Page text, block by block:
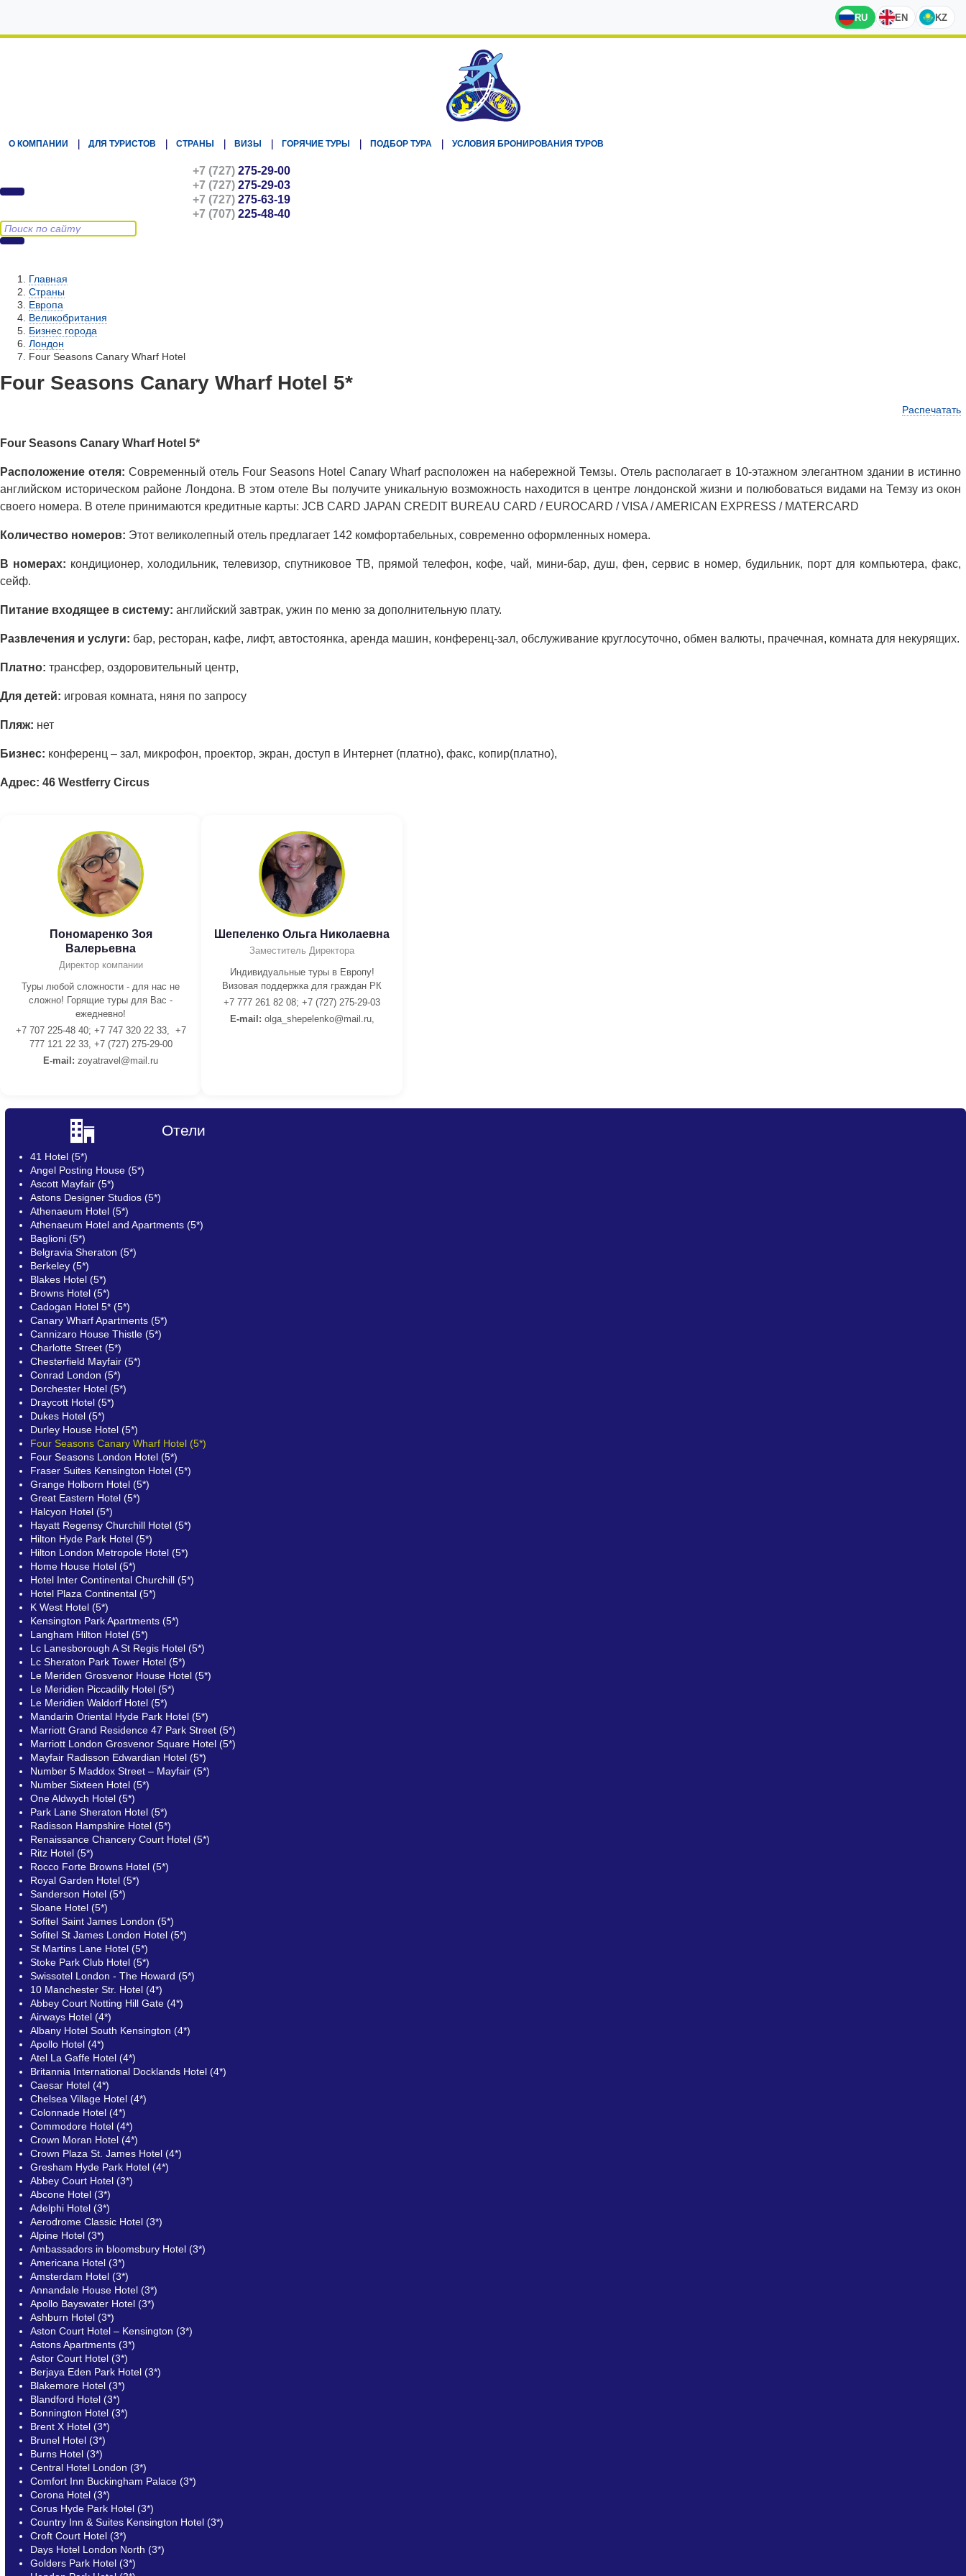
RU EN KZ
О КОМПАНИИ ДЛЯ ТУРИСТОВ СТРАНЫ ВИЗЫ ГОРЯЧИЕ ТУРЫ ПОДБОР ТУРА УСЛОВИЯ БРОНИРОВАНИЯ ТУРОВ
+7 (727) 275-29-00
+7 (727) 275-29-03
+7 (727) 275-63-19
+7 (707) 225-48-40
Главная
Страны
Европа
Великобритания
Бизнес города
Лондон
Four Seasons Canary Wharf Hotel
Four Seasons Canary Wharf Hotel 5*
Распечатать
Four Seasons Canary Wharf Hotel 5*
Расположение отеля: Современный отель Four Seasons Hotel Canary Wharf расположен на набережной Темзы. Отель располагает в 10-этажном элегантном здании в истинно
английском историческом районе Лондона. В этом отеле Вы получите уникальную возможность находится в центре лондонской жизни и полюбоваться видами на Темзу из окон
своего номера. В отеле принимаются кредитные карты: JCB CARD JAPAN CREDIT BUREAU CARD / EUROCARD / VISA / AMERICAN EXPRESS / MATERCARD
Количество номеров: Этот великолепный отель предлагает 142 комфортабельных, современно оформленных номера.
В номерах: кондиционер, холодильник, телевизор, спутниковое ТВ, прямой телефон, кофе, чай, мини-бар, душ, фен, сервис в номер, будильник, порт для компьютера, факс,
сейф.
Питание входящее в систему: английский завтрак, ужин по меню за дополнительную плату.
Развлечения и услуги: бар, ресторан, кафе, лифт, автостоянка, аренда машин, конференц-зал, обслуживание круглосуточно, обмен валюты, прачечная, комната для некурящих.
Платно: трансфер, оздоровительный центр,
Для детей: игровая комната, няня по запросу
Пляж: нет
Бизнес: конференц – зал, микрофон, проектор, экран, доступ в Интернет (платно), факс, копир(платно),
Адрес: 46 Westferry Circus
Пономаренко Зоя
Валерьевна
Директор компании
Туры любой сложности - для нас не
сложно! Горящие туры для Вас -
ежедневно!
+7 707 225-48 40; +7 747 320 22 33, +7
777 121 22 33, +7 (727) 275-29-00
E-mail: zoyatravel@mail.ru
Шепеленко Ольга Николаевна
Заместитель Директора
Индивидуальные туры в Европу!
Визовая поддержка для граждан РК
+7 777 261 82 08; +7 (727) 275-29-03
E-mail: olga_shepelenko@mail.ru,
Отели
41 Hotel (5*)
Angel Posting House (5*)
Ascott Mayfair (5*)
Astons Designer Studios (5*)
Athenaeum Hotel (5*)
Athenaeum Hotel and Apartments (5*)
Baglioni (5*)
Belgravia Sheraton (5*)
Berkeley (5*)
Blakes Hotel (5*)
Browns Hotel (5*)
Cadogan Hotel 5* (5*)
Canary Wharf Apartments (5*)
Cannizaro House Thistle (5*)
Charlotte Street (5*)
Chesterfield Mayfair (5*)
Conrad London (5*)
Dorchester Hotel (5*)
Draycott Hotel (5*)
Dukes Hotel (5*)
Durley House Hotel (5*)
Four Seasons Canary Wharf Hotel (5*)
Four Seasons London Hotel (5*)
Fraser Suites Kensington Hotel (5*)
Grange Holborn Hotel (5*)
Great Eastern Hotel (5*)
Halcyon Hotel (5*)
Hayatt Regensy Churchill Hotel (5*)
Hilton Hyde Park Hotel (5*)
Hilton London Metropole Hotel (5*)
Home House Hotel (5*)
Hotel Inter Continental Churchill (5*)
Hotel Plaza Continental (5*)
K West Hotel (5*)
Kensington Park Apartments (5*)
Langham Hilton Hotel (5*)
Lc Lanesborough A St Regis Hotel (5*)
Lc Sheraton Park Tower Hotel (5*)
Le Meriden Grosvenor House Hotel (5*)
Le Meridien Piccadilly Hotel (5*)
Le Meridien Waldorf Hotel (5*)
Mandarin Oriental Hyde Park Hotel (5*)
Marriott Grand Residence 47 Park Street (5*)
Marriott London Grosvenor Square Hotel (5*)
Mayfair Radisson Edwardian Hotel (5*)
Number 5 Maddox Street – Mayfair (5*)
Number Sixteen Hotel (5*)
One Aldwych Hotel (5*)
Park Lane Sheraton Hotel (5*)
Radisson Hampshire Hotel (5*)
Renaissance Chancery Court Hotel (5*)
Ritz Hotel (5*)
Rocco Forte Browns Hotel (5*)
Royal Garden Hotel (5*)
Sanderson Hotel (5*)
Sloane Hotel (5*)
Sofitel Saint James London (5*)
Sofitel St James London Hotel (5*)
St Martins Lane Hotel (5*)
Stoke Park Club Hotel (5*)
Swissotel London - The Howard (5*)
10 Manchester Str. Hotel (4*)
Abbey Court Notting Hill Gate (4*)
Airways Hotel (4*)
Albany Hotel South Kensington (4*)
Apollo Hotel (4*)
Atel La Gaffe Hotel (4*)
Britannia International Docklands Hotel (4*)
Caesar Hotel (4*)
Chelsea Village Hotel (4*)
Colonnade Hotel (4*)
Commodore Hotel (4*)
Crown Moran Hotel (4*)
Crown Plaza St. James Hotel (4*)
Gresham Hyde Park Hotel (4*)
Abbey Court Hotel (3*)
Abcone Hotel (3*)
Adelphi Hotel (3*)
Aerodrome Classic Hotel (3*)
Alpine Hotel (3*)
Ambassadors in bloomsbury Hotel (3*)
Americana Hotel (3*)
Amsterdam Hotel (3*)
Annandale House Hotel (3*)
Apollo Bayswater Hotel (3*)
Ashburn Hotel (3*)
Aston Court Hotel – Kensington (3*)
Astons Apartments (3*)
Astor Court Hotel (3*)
Berjaya Eden Park Hotel (3*)
Blakemore Hotel (3*)
Blandford Hotel (3*)
Bonnington Hotel (3*)
Brent X Hotel (3*)
Brunel Hotel (3*)
Burns Hotel (3*)
Central Hotel London (3*)
Comfort Inn Buckingham Palace (3*)
Corona Hotel (3*)
Corus Hyde Park Hotel (3*)
Country Inn & Suites Kensington Hotel (3*)
Croft Court Hotel (3*)
Days Hotel London North (3*)
Golders Park Hotel (3*)